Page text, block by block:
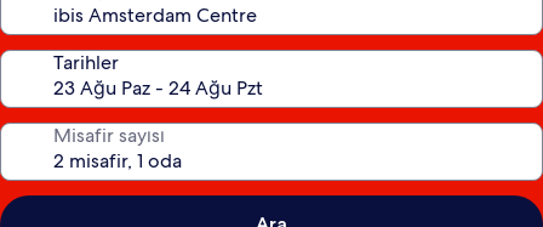
Tarihler
Misafir sayısı